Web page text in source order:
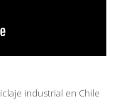
industrial en Chile